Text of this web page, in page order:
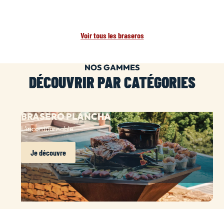
Voir tous les braseros
NOS GAMMES
DÉCOUVRIR PAR CATÉGORIES
BRASERO PLANCHA
L'incontournable
Je découvre